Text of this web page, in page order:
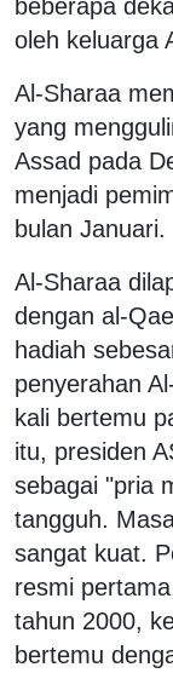
beberapa
oleh keluarga
Al-Sharaa
yang
Assad pada
menjadi
bulan Januari.
Al-Sharaa
dengan al-
hadiah
penyerahan
kali bertemu
itu, presiden
sebagai "pria
tangguh.
sangat kuat.
resmi
tahun 2000,
bertemu